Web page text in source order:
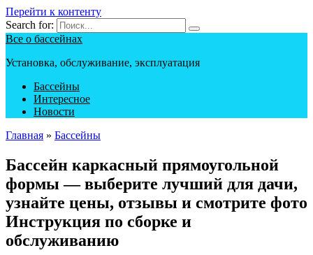
Перейти к контенту
Search for:
Все о бассейнах
Установка, обслуживание, эксплуатация
Бассейны
Интересное
Новости
Главная » Бассейны
Бассейн каркасный прямоугольной
формы — выберите лучший для дачи,
узнайте цены, отзывы и смотрите фото
Инструкция по сборке и
обслуживанию